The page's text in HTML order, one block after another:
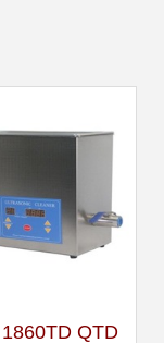
QTD